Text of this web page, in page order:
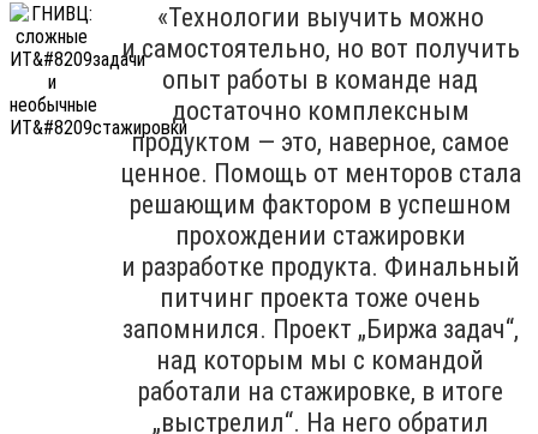
«Технологии выучить можно
и самостоятельно, но вот получить
опыт работы в команде над
достаточно комплексным
продуктом — это, наверное, самое
ценное. Помощь от менторов стала
решающим фактором в успешном
прохождении стажировки
и разработке продукта. Финальный
питчинг проекта тоже очень
запомнился. Проект „Биржа задач“,
над которым мы с командой
работали на стажировке, в итоге
„выстрелил“. На него обратил